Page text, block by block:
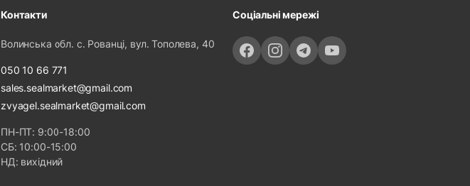
Контакти
Волинська обл. с. Рованці, вул. Тополева, 40
050 10 66 771
sales.sealmarket@gmail.com
zvyagel.sealmarket@gmail.com
ПН-ПТ: 9:00-18:00
СБ: 10:00-15:00
НД: вихідний
Соціальні мережі